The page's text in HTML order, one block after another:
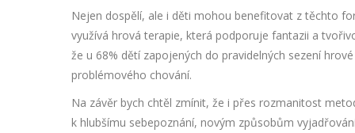
Nejen dospělí, ale i děti mohou benefitovat z těchto
využívá hrová terapie, která podporuje fantazii a
že u 68% dětí zapojených do pravidelných sezení
problémového chování.
Na závěr bych chtěl zmínit, že i přes rozmanitost
k hlubšímu sebepoznání, novým způsobům